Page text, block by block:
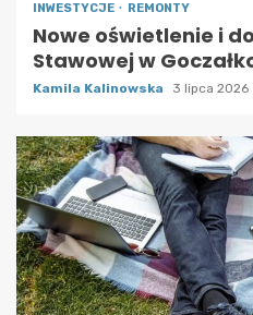
INWESTYCJE REMONTY
Nowe oświetlenie i
Stawowej w
Kamila Kalinowska 3 lipca 2026